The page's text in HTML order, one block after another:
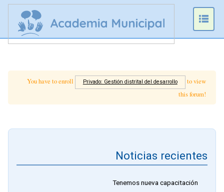
You have to enroll Privado: Gestión distrital del desarrollo
to view
this forum!
Noticias recientes
Tenemos nueva capacitación